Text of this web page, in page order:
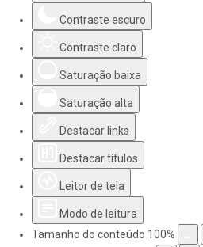
Contraste escuro
Contraste claro
Saturação baixa
Saturação alta
Destacar links
Destacar títulos
Leitor de tela
Modo de leitura
Tamanho do conteúdo 100%